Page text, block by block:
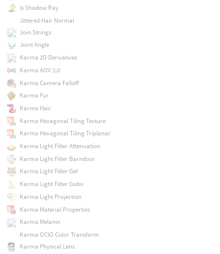
Is Shadow Ray
Jittered Hair Normal
Join Strings
Joint Angle
Karma 2D Derivatives
Karma AOV 2.0
Karma Camera Falloff
Karma Fur
Karma Hair
Karma Hexagonal Tiling Texture
Karma Hexagonal Tiling Triplanar
Karma Light Filter Attenuation
Karma Light Filter Barndoor
Karma Light Filter Gel
Karma Light Filter Gobo
Karma Light Projection
Karma Material Properties
Karma Melanin
Karma OCIO Color Transform
Karma Physical Lens